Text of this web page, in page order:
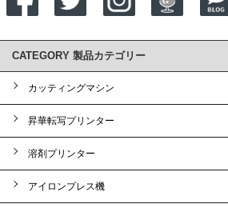
CATEGORY 製品カテゴリー
カッティングマシン
昇華転写プリンター
溶剤プリンター
アイロンプレス機